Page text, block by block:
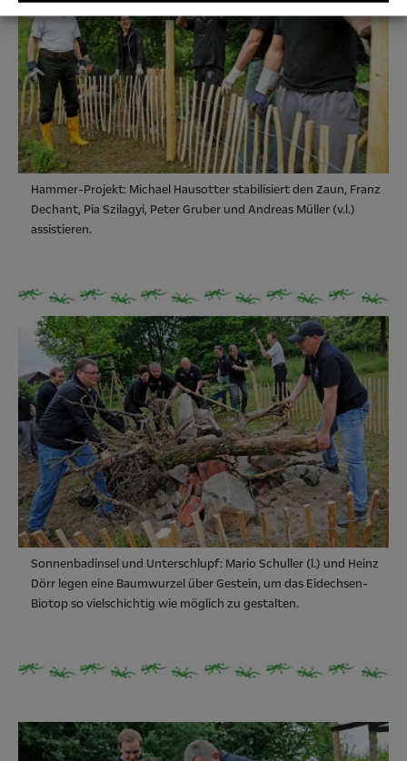
Hammer-Projekt: Michael Hausotter stabilisiert den Zaun, Franz
Dechant, Pia Szilagyi, Peter Gruber und Andreas Müller (v.l.)
assistieren.
Sonnenbadinsel und Unterschlupf: Mario Schuller (l.) und Heinz
Dörr legen eine Baumwurzel über Gestein, um das Eidechsen-
Biotop so vielschichtig wie möglich zu gestalten.